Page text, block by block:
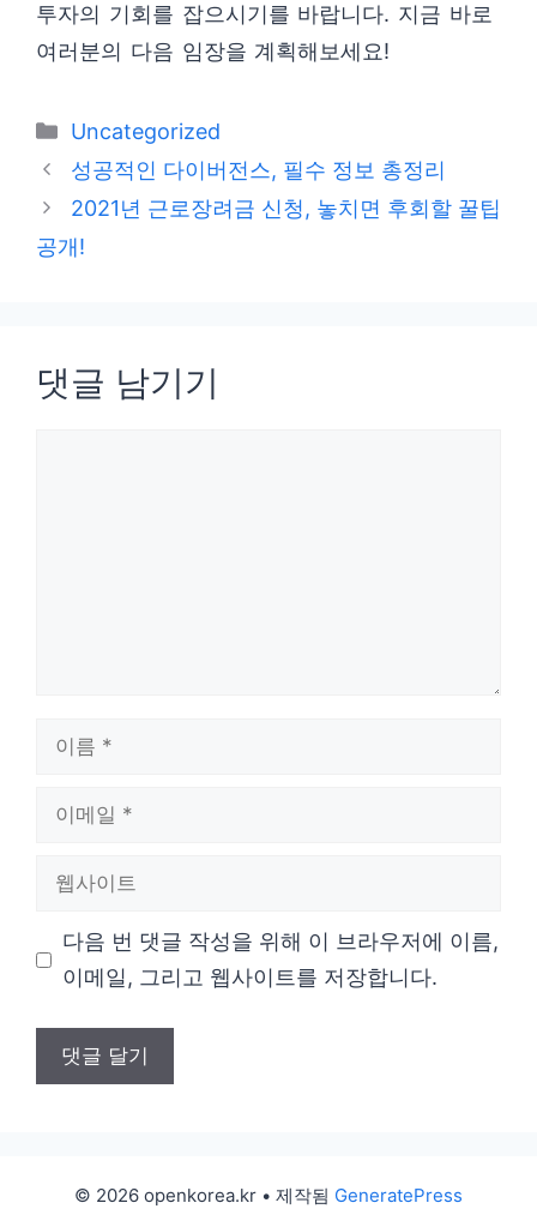
투자의 기회를 잡으시기를 바랍니다. 지금 바로
여러분의 다음 임장을 계획해보세요!
카
테
리
Uncategorized
성공적인 다이버전스, 필수 정보 총정리
2021년 근로장려금 신청, 놓치면 후회할 꿀팁
공개!
댓글 남기기
다음 번 댓글 작성을 위해 이 브라우저에 이름,
이메일, 그리고 웹사이트를 저장합니다.
© 2026 openkorea.kr • 제작됨 GeneratePress